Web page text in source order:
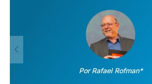
Por Rafael Rofman*